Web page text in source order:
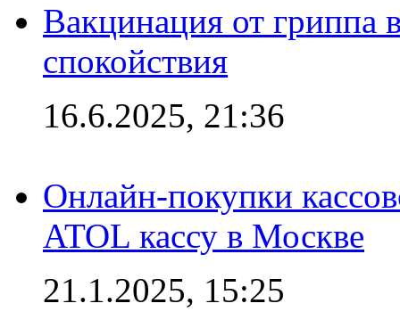
Вакцинация от гриппа
спокойствия
16.6.2025, 21:36
Онлайн-покупки
ATOL кассу в Москве
21.1.2025, 15:25